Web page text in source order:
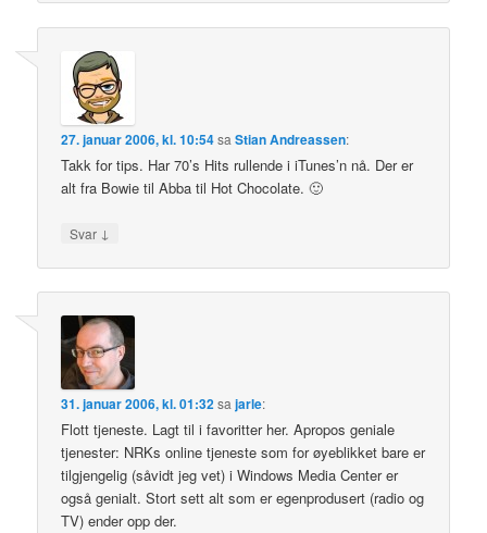
27. januar 2006, kl. 10:54sa Stian Andreassen:
Takk for tips. Har 70’s Hits rullende i iTunes’n nå. Der er
alt fra Bowie til Abba til Hot Chocolate. 🙂
Svar ↓
31. januar 2006, kl. 01:32sa jarle:
Flott tjeneste. Lagt til i favoritter her. Apropos geniale
tjenester: NRKs online tjeneste som for øyeblikket bare er
tilgjengelig (såvidt jeg vet) i Windows Media Center er
også genialt. Stort sett alt som er egenprodusert (radio og
TV) ender opp der.